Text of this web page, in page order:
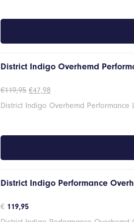
District Indigo Overhemd
€119,95 Oorspronkelijke
was:
€47,98Huidige
is:
District Indigo Overhemd Performance
District Indigo Performance
€ 119,95